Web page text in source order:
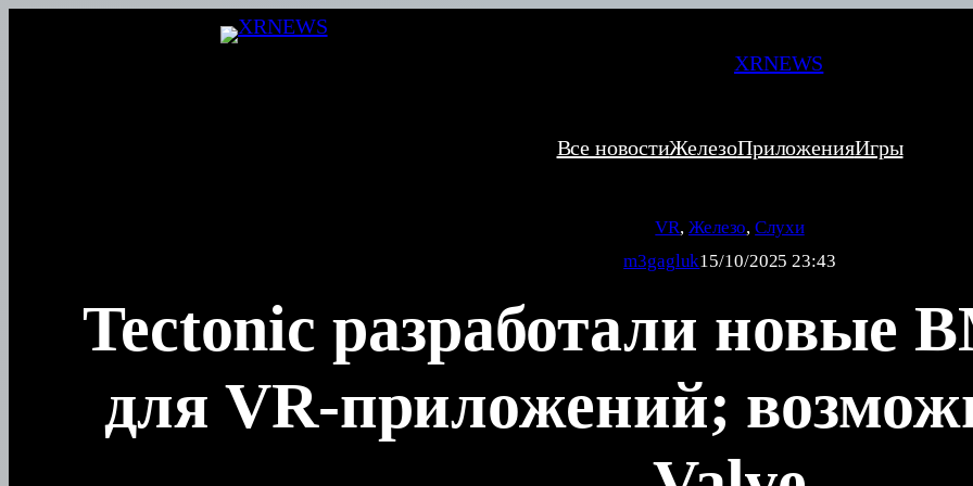
XRNEWS
Все новостиЖелезоПриложенияИгры
VR, Железо, Слухи
m3gagluk15/10/2025 23:43
Tectonic разработали новые
для VR-приложений;